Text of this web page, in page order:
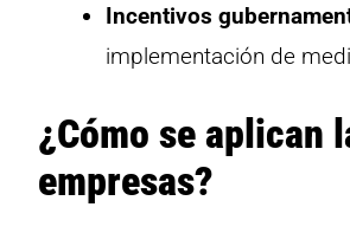
Incentivos
implementación de
¿Cómo se aplican
empresas?